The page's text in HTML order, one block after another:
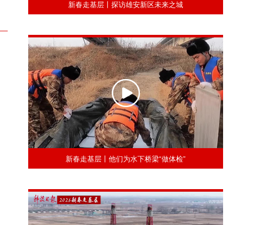
新春走基层丨探访雄安新区未来之城
新春走基层丨他们为水下桥梁“做体检”